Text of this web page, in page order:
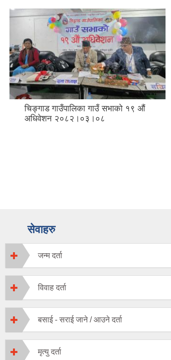
चिङ्गाड गाउँपालिका गाउँ सभाको १९ औं
अधिवेशन २०८२।०३।०८
सेवाहरु
जन्म दर्ता
विवाह दर्ता
बसाई - सराई जाने / आउने दर्ता
मृत्यु दर्ता